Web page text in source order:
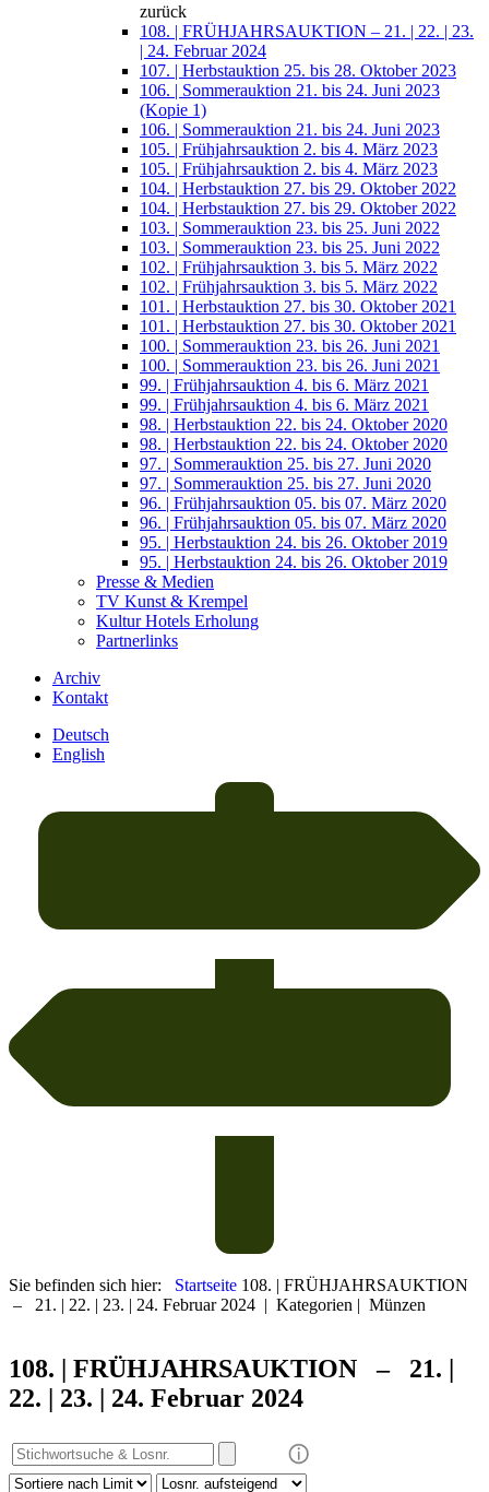
zurück
108. | FRÜHJAHRSAUKTION – 21. | 22. | 23.
| 24. Februar 2024
107. | Herbstauktion 25. bis 28. Oktober 2023
106. | Sommerauktion 21. bis 24. Juni 2023
(Kopie 1)
106. | Sommerauktion 21. bis 24. Juni 2023
105. | Frühjahrsauktion 2. bis 4. März 2023
105. | Frühjahrsauktion 2. bis 4. März 2023
104. | Herbstauktion 27. bis 29. Oktober 2022
104. | Herbstauktion 27. bis 29. Oktober 2022
103. | Sommerauktion 23. bis 25. Juni 2022
103. | Sommerauktion 23. bis 25. Juni 2022
102. | Frühjahrsauktion 3. bis 5. März 2022
102. | Frühjahrsauktion 3. bis 5. März 2022
101. | Herbstauktion 27. bis 30. Oktober 2021
101. | Herbstauktion 27. bis 30. Oktober 2021
100. | Sommerauktion 23. bis 26. Juni 2021
100. | Sommerauktion 23. bis 26. Juni 2021
99. | Frühjahrsauktion 4. bis 6. März 2021
99. | Frühjahrsauktion 4. bis 6. März 2021
98. | Herbstauktion 22. bis 24. Oktober 2020
98. | Herbstauktion 22. bis 24. Oktober 2020
97. | Sommerauktion 25. bis 27. Juni 2020
97. | Sommerauktion 25. bis 27. Juni 2020
96. | Frühjahrsauktion 05. bis 07. März 2020
96. | Frühjahrsauktion 05. bis 07. März 2020
95. | Herbstauktion 24. bis 26. Oktober 2019
95. | Herbstauktion 24. bis 26. Oktober 2019
Presse & Medien
TV Kunst & Krempel
Kultur Hotels Erholung
Partnerlinks
Archiv
Kontakt
Deutsch
English
Sie befinden sich hier: Startseite 108. | FRÜHJAHRSAUKTION
– 21. | 22. | 23. | 24. Februar 2024 | Kategorien | Münzen
108. | FRÜHJAHRSAUKTION – 21. |
22. | 23. | 24. Februar 2024